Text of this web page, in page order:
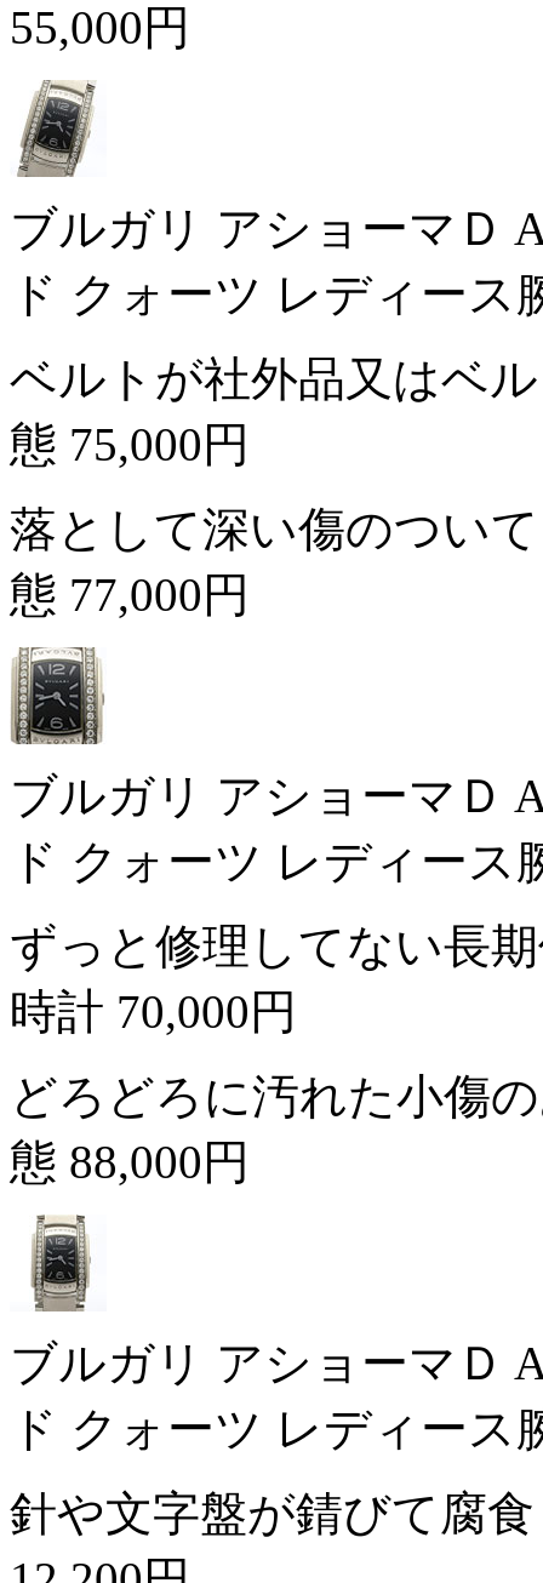
55,000円
ブルガリ アショーマＤ
ド クォーツ レディース
ベルトが社外品又はベ
態 75,000円
落として深い傷のつい
態 77,000円
ブルガリ アショーマＤ
ド クォーツ レディース
ずっと修理してない長
時計 70,000円
どろどろに汚れた小傷
態 88,000円
ブルガリ アショーマＤ
ド クォーツ レディース
針や文字盤が錆びて腐